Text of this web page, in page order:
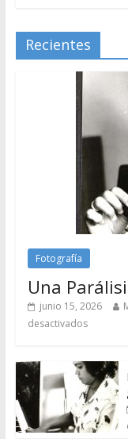
Recientes
Fotografía
Una
junio 15, 2026
desactivados